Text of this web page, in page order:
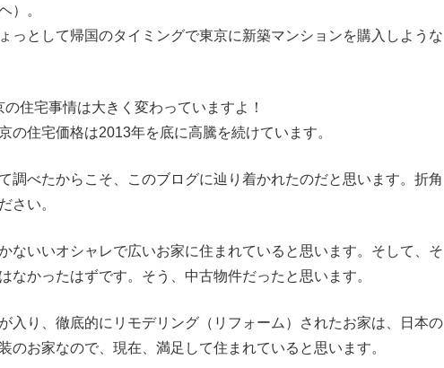
）。
ょっとして帰国のタイミングで東京に新築マンションを購入しような
住宅事情は大きく変わっていますよ！
の住宅価格は2013年を底に高騰を続けています。
調べたからこそ、このブログに辿り着かれたのだと思います。折角
さい。
ないいオシャレで広いお家に住まれていると思います。そして、そ
なかったはずです。そう、中古物件だったと思います。
入り、徹底的にリモデリング（リフォーム）されたお家は、日本の
のお家なので、現在、満足して住まれていると思います。